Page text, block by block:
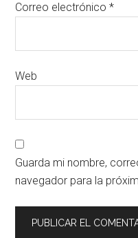
Correo electrónico*
Web
Guarda mi nombre,
navegador para la